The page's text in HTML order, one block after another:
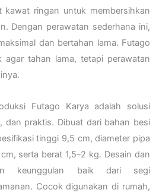
kawat ringan untuk membersihkan
Dengan perawatan sederhana ini,
dan bertahan lama. Futago
agar tahan lama, tetapi perawatan
Futago Karya adalah solusi
dan praktis. Dibuat dari bahan besi
tinggi 9,5 cm, diameter pipa
serta berat 1,5–2 kg. Desain dan
keunggulan baik dari segi
Cocok digunakan di rumah,